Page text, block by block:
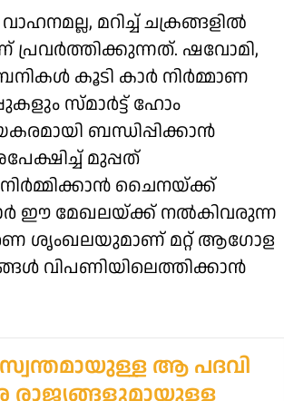
മറിച്ച് ചക്രങ്ങളിൽ
ഷവോമി,
കൂടി കാർ നിർമ്മാണ
സ്മാർട്ട് ഹോം
ബന്ധിപ്പിക്കാൻ
മുപ്പത്
ചൈനയ്ക്ക്
ഈ മേഖലയ്ക്ക് നൽകിവരുന്ന
ശൃംഖലയുമാണ് മറ്റ് ആഗോള
വിപണിയിലെത്തിക്കാൻ
സ്വന്തമായുള്ള ആ പദവി
രാജ്യങ്ങളുമായുള്ള